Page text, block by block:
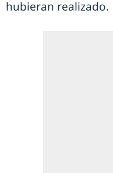
hubieran realizado.